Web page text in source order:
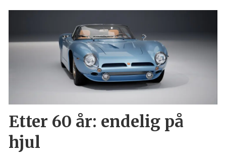
Etter 60 år: endelig på
hjul